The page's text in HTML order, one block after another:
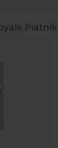
Piatnik